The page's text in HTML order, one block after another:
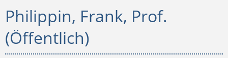
Philippin, Frank, Prof.
(Öffentlich)